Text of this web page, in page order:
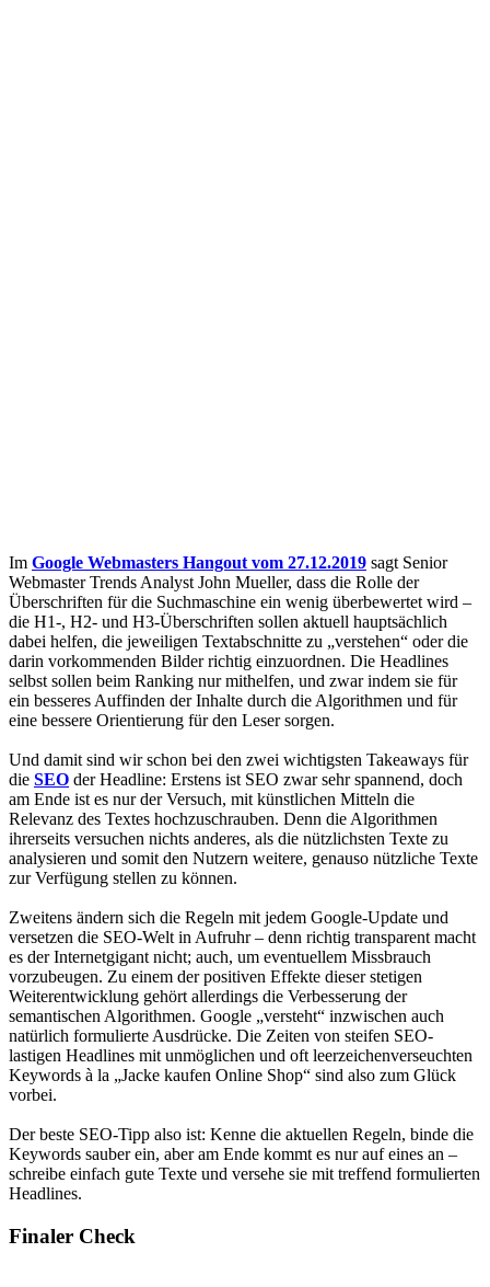
Im Google Webmasters Hangout vom 27.12.2019 sagt Senior
Webmaster Trends Analyst John Mueller, dass die Rolle der
Überschriften für die Suchmaschine ein wenig überbewertet wird –
die H1-, H2- und H3-Überschriften sollen aktuell hauptsächlich
dabei helfen, die jeweiligen Textabschnitte zu „verstehen“ oder die
darin vorkommenden Bilder richtig einzuordnen. Die Headlines
selbst sollen beim Ranking nur mithelfen, und zwar indem sie für
ein besseres Auffinden der Inhalte durch die Algorithmen und für
eine bessere Orientierung für den Leser sorgen.
Und damit sind wir schon bei den zwei wichtigsten Takeaways für
die SEO der Headline: Erstens ist SEO zwar sehr spannend, doch
am Ende ist es nur der Versuch, mit künstlichen Mitteln die
Relevanz des Textes hochzuschrauben. Denn die Algorithmen
ihrerseits versuchen nichts anderes, als die nützlichsten Texte zu
analysieren und somit den Nutzern weitere, genauso nützliche Texte
zur Verfügung stellen zu können.
Zweitens ändern sich die Regeln mit jedem Google-Update und
versetzen die SEO-Welt in Aufruhr – denn richtig transparent macht
es der Internetgigant nicht; auch, um eventuellem Missbrauch
vorzubeugen. Zu einem der positiven Effekte dieser stetigen
Weiterentwicklung gehört allerdings die Verbesserung der
semantischen Algorithmen. Google „versteht“ inzwischen auch
natürlich formulierte Ausdrücke. Die Zeiten von steifen SEO-
lastigen Headlines mit unmöglichen und oft leerzeichenverseuchten
Keywords à la „Jacke kaufen Online Shop“ sind also zum Glück
vorbei.
Der beste SEO-Tipp also ist: Kenne die aktuellen Regeln, binde die
Keywords sauber ein, aber am Ende kommt es nur auf eines an –
schreibe einfach gute Texte und versehe sie mit treffend formulierten
Headlines.
Finaler Check